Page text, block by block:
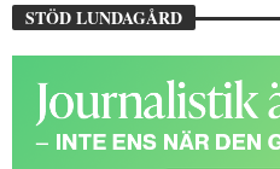
STÖD LUNDAGÅRD